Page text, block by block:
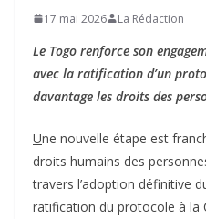
17 mai 2026 La Rédaction
Le Togo renforce son
avec la ratification d’un
davantage les droits des
Une nouvelle étape est
droits humains des
travers l’adoption définitive
ratification du protocole à la